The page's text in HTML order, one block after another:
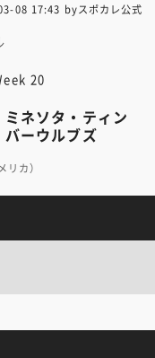
08 17:43 byスポカレ公式
20
ミネソタ・ティン
バーウルブズ
カ）